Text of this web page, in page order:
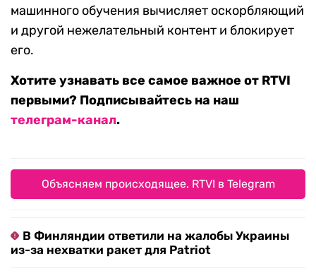
машинного обучения вычисляет оскорбляющий
и другой нежелательный контент и блокирует
его.
Хотите узнавать все самое важное от RTVI
первыми? Подписывайтесь на наш
телеграм-канал.
Объясняем происходящее. RTVI в Telegram
В Финляндии ответили на жалобы Украины
из-за нехватки ракет для Patriot